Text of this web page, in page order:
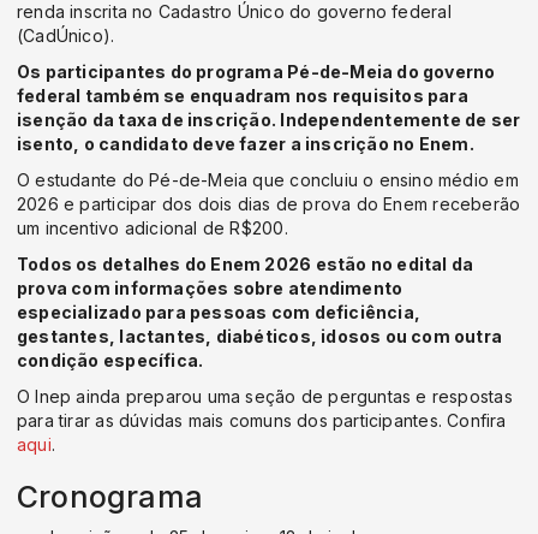
renda inscrita no Cadastro Único do governo federal
(CadÚnico).
Os participantes do programa Pé-de-Meia do governo
federal também se enquadram nos requisitos para
isenção da taxa de inscrição. Independentemente de ser
isento, o candidato deve fazer a inscrição no Enem.
O estudante do Pé-de-Meia que concluiu o ensino médio em
2026 e participar dos dois dias de prova do Enem receberão
um incentivo adicional de R$200.
Todos os detalhes do Enem 2026 estão no edital da
prova com informações sobre atendimento
especializado para pessoas com deficiência,
gestantes, lactantes, diabéticos, idosos ou com outra
condição específica.
O Inep ainda preparou uma seção de perguntas e respostas
para tirar as dúvidas mais comuns dos participantes. Confira
aqui.
Cronograma